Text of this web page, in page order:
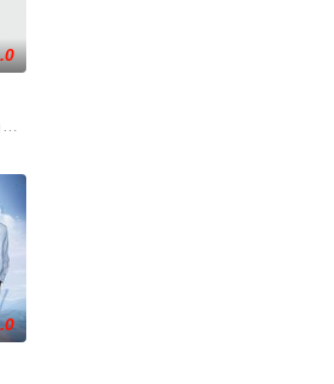
喜闻乐见的形
，享受智慧人生。选择观众最感兴趣
30分钟。节目口号为“每天一个故事，纵览天
人进入演播室，主持人和人民调解员现场为